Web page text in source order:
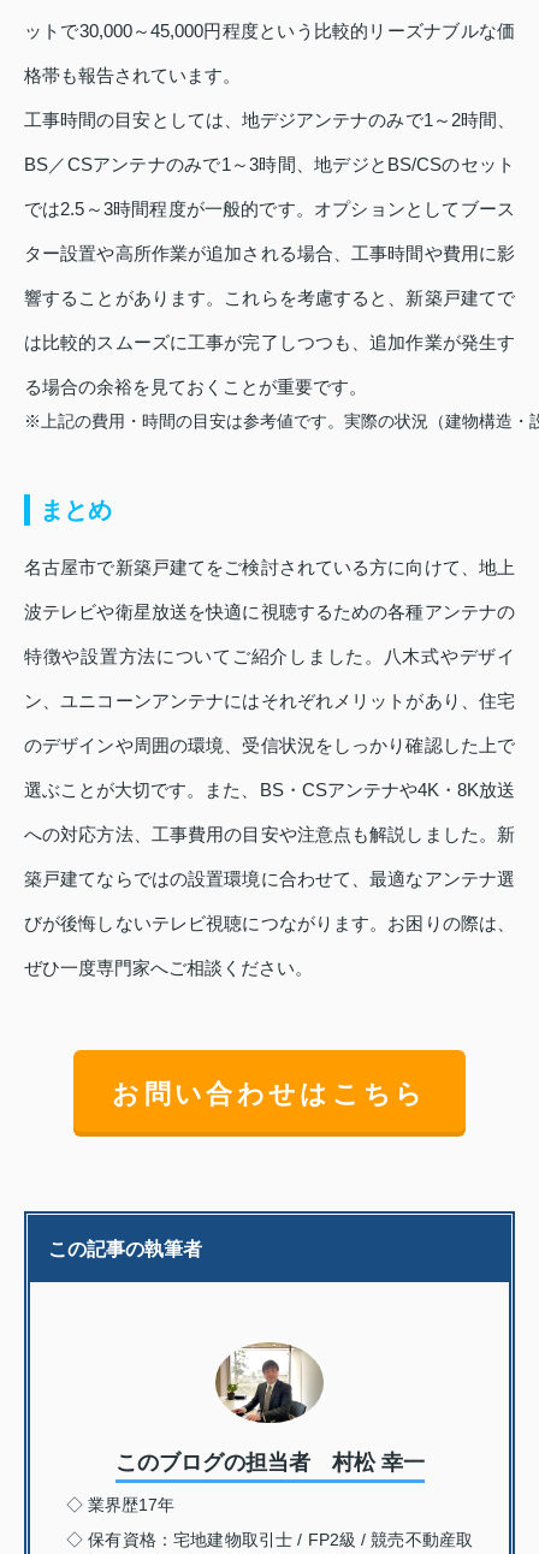
ットで30,000～45,000円程度という比較的リーズナブルな価
格帯も報告されています。
工事時間の目安としては、地デジアンテナのみで1～2時間、
BS／CSアンテナのみで1～3時間、地デジとBS/CSのセット
では2.5～3時間程度が一般的です。オプションとしてブース
ター設置や高所作業が追加される場合、工事時間や費用に影
響することがあります。これらを考慮すると、新築戸建てで
は比較的スムーズに工事が完了しつつも、追加作業が発生す
る場合の余裕を見ておくことが重要です。
まとめ
名古屋市で新築戸建てをご検討されている方に向けて、地上
波テレビや衛星放送を快適に視聴するための各種アンテナの
特徴や設置方法についてご紹介しました。八木式やデザイ
ン、ユニコーンアンテナにはそれぞれメリットがあり、住宅
のデザインや周囲の環境、受信状況をしっかり確認した上で
選ぶことが大切です。また、BS・CSアンテナや4K・8K放送
への対応方法、工事費用の目安や注意点も解説しました。新
築戸建てならではの設置環境に合わせて、最適なアンテナ選
びが後悔しないテレビ視聴につながります。お困りの際は、
ぜひ一度専門家へご相談ください。
お問い合わせはこちら
この記事の執筆者
このブログの担当者 村松 幸一
◇ 業界歴17年
◇ 保有資格：宅地建物取引士 / FP2級 / 競売不動産取